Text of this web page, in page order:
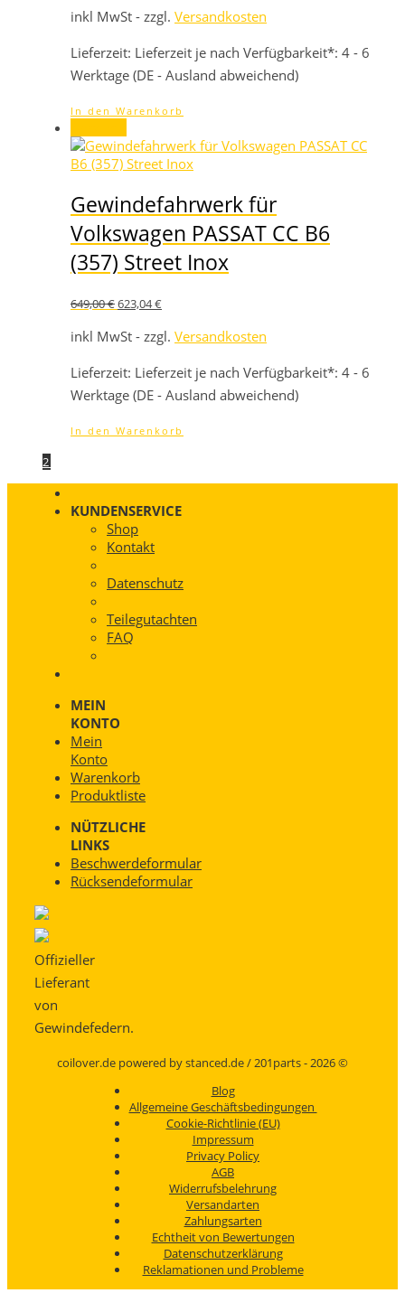
war:
869,00 €
ist:
834,24 €.
inkl MwSt - zzgl. Versandkosten
Lieferzeit: Lieferzeit je nach Verfügbarkeit*: 4 - 6
Werktage (DE - Ausland abweichend)
In den Warenkorb
Gewindefahrwerk für
Volkswagen PASSAT CC B6
(357) Street Inox
649,00€Ursprünglicher
war:
649,00 €
623,04€Aktueller
ist:
623,04 €.
inkl MwSt - zzgl. Versandkosten
Lieferzeit: Lieferzeit je nach Verfügbarkeit*: 4 - 6
Werktage (DE - Ausland abweichend)
In den Warenkorb
2
KUNDENSERVICE
Shop
Kontakt
Datenschutz
Teilegutachten
FAQ
MEIN
KONTO
Mein
Konto
Warenkorb
Produktliste
NÜTZLICHE
LINKS
Beschwerdeformular
Rücksendeformular
Offizieller
Lieferant
von
Gewindefedern.
coilover.de powered by stanced.de / 201parts - 2026 ©
Blog
Allgemeine Geschäftsbedingungen
Cookie-Richtlinie (EU)
Impressum
Privacy Policy
AGB
Widerrufsbelehrung
Versandarten
Zahlungsarten
Echtheit von Bewertungen
Datenschutzerklärung
Reklamationen und Probleme